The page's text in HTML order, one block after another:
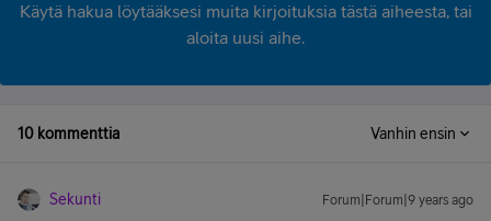
Käytä hakua löytääksesi muita kirjoituksia tästä aiheesta, tai
aloita uusi aihe.
10 kommenttia Vanhin ensin
Sekunti Forum|Forum|9 years ago